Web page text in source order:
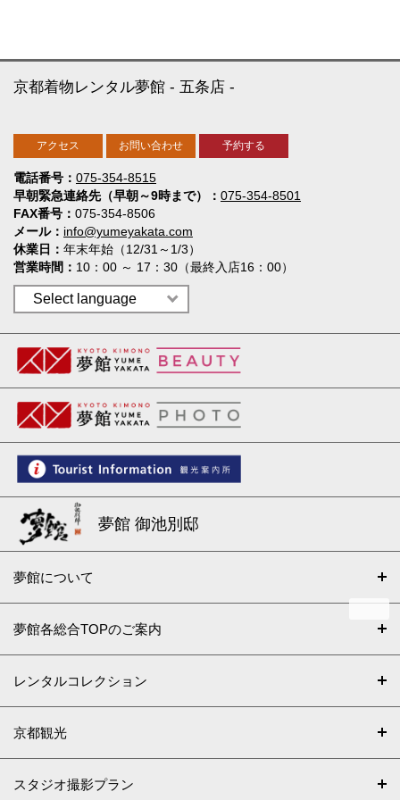
電話番号
075-354-8515
早朝緊急連絡先（早朝～9時まで）
075-354-8501
FAX番号
075-354-8506
メール
info@yumeyakata.com
休業日
年末年始（12/31～1/3）
営業時間
10：00 ～ 17：30（最終入店16：00）
京都着物レンタル夢館 五条店
アクセス お問い合わせ 予約する
夢館 御池別邸
夢館について
夢館各総合TOPのご案内
レンタルコレクション
京都観光
スタジオ撮影プラン